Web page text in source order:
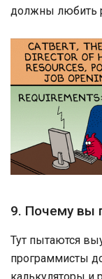
должны любить
9. Почему вы
Тут пытаются
программисты